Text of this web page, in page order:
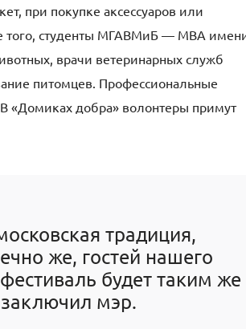
при покупке аксессуаров или
того, студенты МГАВМиБ — МВА
врачи ветеринарных служб
питомцев. Профессиональные
«Домиках добра» волонтеры примут
традиция,
же, гостей нашего
будет таким же
мэр.